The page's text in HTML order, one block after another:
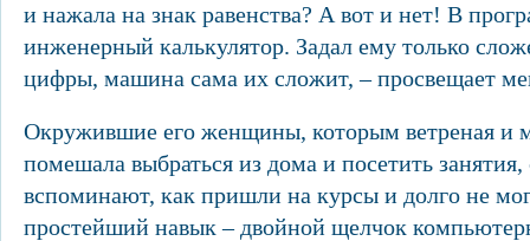
и нажала на знак равенства? А вот и нет! В
инженерный калькулятор. Задал ему только
цифры, машина сама их сложит, – просвещает
Окружившие его женщины, которым ветреная и
помешала выбраться из дома и посетить
вспоминают, как пришли на курсы и долго не
простейший навык – двойной щелчок